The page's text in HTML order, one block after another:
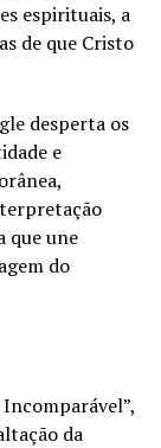
espirituais, a
de que Cristo
desperta os
e
que une
do
Incomparável”,
da